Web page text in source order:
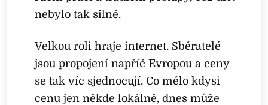
nebylo tak silné.
Velkou roli hraje internet. Sběratelé
jsou propojení napříč Evropou a ceny
se tak víc sjednocují. Co mělo kdysi
cenu jen někde lokálně, dnes může